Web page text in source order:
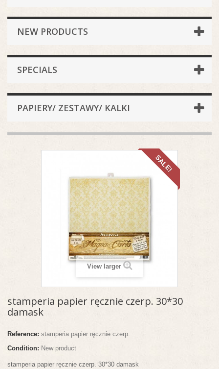
NEW PRODUCTS
SPECIALS
PAPIERY/ ZESTAWY/ KALKI
SALE!
View larger
stamperia papier ręcznie czerp. 30*30
damask
Reference: stamperia papier ręcznie czerp.
Condition: New product
stamperia papier ręcznie czerp. 30*30 damask